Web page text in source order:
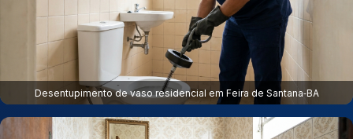
Desentupimento de vaso residencial em Feira de Santana‑BA